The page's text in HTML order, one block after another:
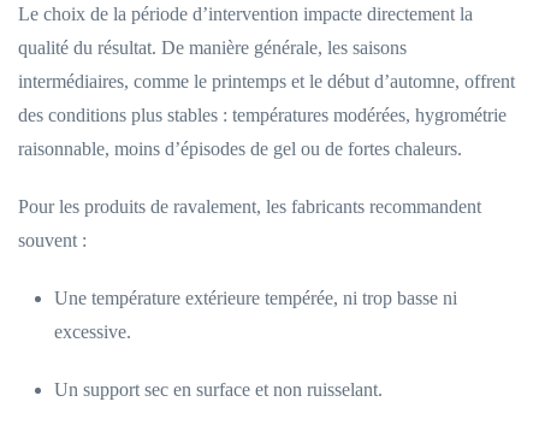
Le choix de la période d’intervention impacte directement la
qualité du résultat. De manière générale, les saisons
intermédiaires, comme le printemps et le début d’automne, offrent
des conditions plus stables : températures modérées, hygrométrie
raisonnable, moins d’épisodes de gel ou de fortes chaleurs.
Pour les produits de ravalement, les fabricants recommandent
souvent :
Une température extérieure tempérée, ni trop basse ni
excessive.
Un support sec en surface et non ruisselant.